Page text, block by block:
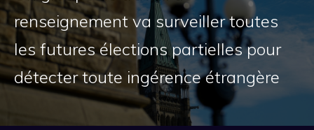
renseignement va surveiller toutes
les futures élections partielles pour
détecter toute ingérence étrangère